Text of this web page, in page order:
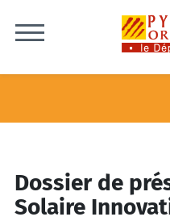
Dossier de
Solaire